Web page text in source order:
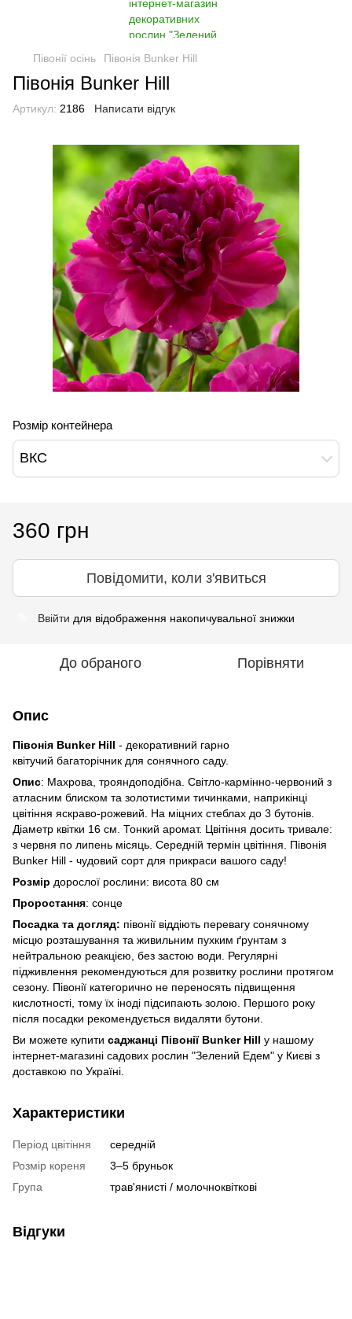
Півонії осінь Півонія Bunker Hill
Півонія Bunker Hill
Артикул: 2186 Написати відгук
Розмір контейнера
ВКС
360 грн
Повідомити, коли з'явиться
Ввійти для відображення накопичувальної знижки
До обраного Порівняти
Опис
Півонія Bunker Hill - декоративний гарно
квітучий багаторічник для сонячного саду.
Опис: Махрова, трояндоподібна. Світло-кармінно-червоний з
атласним блиском та золотистими тичинками, наприкінці
цвітіння яскраво-рожевий. На міцних стеблах до 3 бутонів.
Діаметр квітки 16 см. Тонкий аромат. Цвітіння досить тривале:
з червня по липень місяць. Середній термін цвітіння. Півонія
Bunker Hill - чудовий сорт для прикраси вашого саду!
Розмір дорослої рослини: висота 80 см
Проростання: сонце
Посадка та догляд: півонії віддіють перевагу сонячному
місцю розташування та живильним пухким ґрунтам з
нейтральною реакцією, без застою води. Регулярні
підживлення рекомендуються для розвитку рослини протягом
сезону. Півонії категорично не переносять підвищення
кислотності, тому їх іноді підсипають золою. Першого року
після посадки рекомендується видаляти бутони.
Ви можете купити саджанці Півонії Bunker Hill у нашому
інтернет-магазині садових рослин "Зелений Едем" у Києві з
доставкою по Україні.
Характеристики
Період цвітіння
середній
Розмір кореня
3–5 бруньок
Група
трав'янисті / молочноквіткові
Відгуки